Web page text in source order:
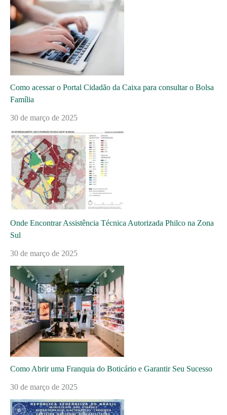
Como acessar o Portal Cidadão da Caixa para consultar o Bolsa
Família
30 de março de 2025
Onde Encontrar Assistência Técnica Autorizada Philco na Zona
Sul
30 de março de 2025
Como Abrir uma Franquia do Boticário e Garantir Seu Sucesso
30 de março de 2025